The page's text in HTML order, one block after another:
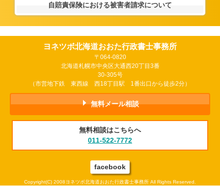
自賠責保険における被害者請求について
ヨネツボ北海道おおた行政書士事務所
〒064-0820
北海道札幌市中央区大通西20丁目3番
30-305号
（市営地下鉄 東西線 西18丁目駅 1番出口から徒歩2分）
無料メール相談
無料相談はこちらへ
011-522-7772
facebook
Copyright(C) 2008ヨネツボ北海道おおた行政書士事務所 All Rights Reserved.